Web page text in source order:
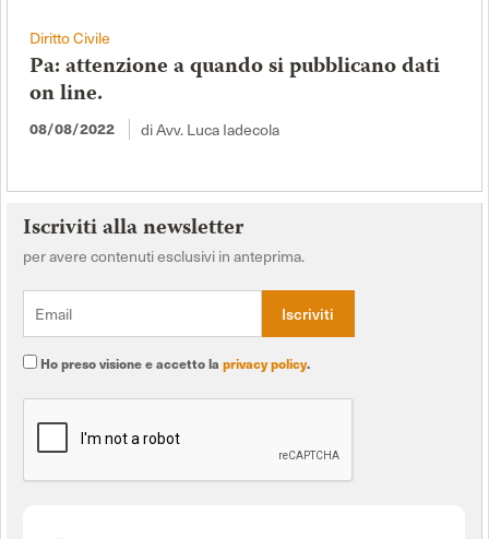
Diritto Civile
Pa: attenzione a quando si pubblicano dati
on line.
08/08/2022 di Avv. Luca Iadecola
Iscriviti alla newsletter
per avere contenuti esclusivi in anteprima.
Ho preso visione e accetto la privacy policy.